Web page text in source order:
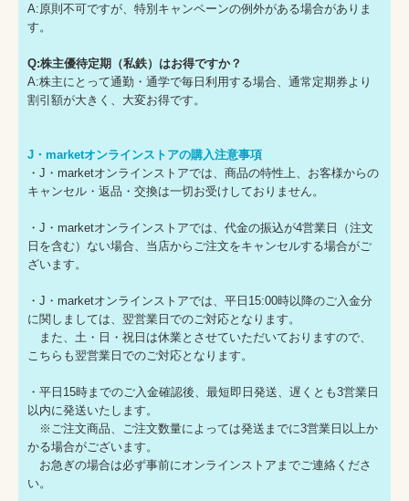
A:原則不可ですが、特別キャンペーンの例外がある場合がありま
す。
Q:株主優待定期（私鉄）はお得ですか？
A:株主にとって通勤・通学で毎日利用する場合、通常定期券より
割引額が大きく、大変お得です。
J・marketオンラインストアの購入注意事項
・J・marketオンラインストアでは、商品の特性上、お客様からの
キャンセル・返品・交換は一切お受けしておりません。
・J・marketオンラインストアでは、代金の振込が4営業日（注文
日を含む）ない場合、当店からご注文をキャンセルする場合がご
ざいます。
・J・marketオンラインストアでは、平日15:00時以降のご入金分
に関しましては、翌営業日でのご対応となります。
また、土・日・祝日は休業とさせていただいておりますので、
こちらも翌営業日でのご対応となります。
・平日15時までのご入金確認後、最短即日発送、遅くとも3営業日
以内に発送いたします。
※ご注文商品、ご注文数量によっては発送までに3営業日以上か
かる場合がございます。
お急ぎの場合は必ず事前にオンラインストアまでご連絡くださ
い。